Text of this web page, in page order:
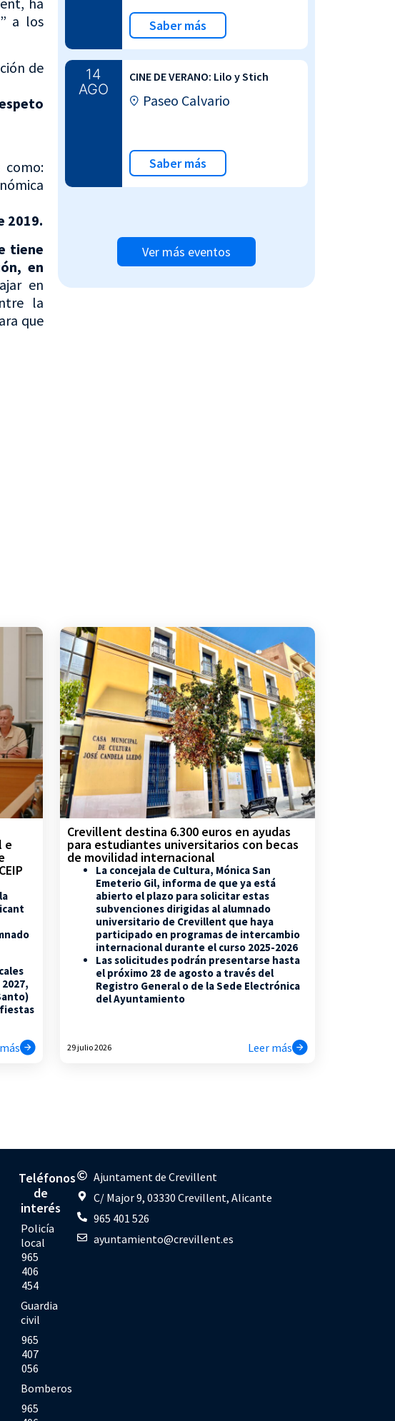
a los
de
como:
2019.
tiene
en
en
la
que
Saber más
14
AGO
CINE DE VERANO: Lilo y Stich
Paseo Calvario
Saber más
Ver más eventos
e
Crevillent destina 6.300 euros en ayudas
para estudiantes universitarios con becas
de movilidad internacional
La concejala de Cultura, Mónica San
Emeterio Gil, informa de que ya está
abierto el plazo para solicitar estas
subvenciones dirigidas al alumnado
universitario de Crevillent que haya
participado en programas de intercambio
internacional durante el curso 2025-2026
Las solicitudes podrán presentarse hasta
el próximo 28 de agosto a través del
Registro General o de la Sede Electrónica
del Ayuntamiento
29 julio 2026 Leer más
Teléfonos
de
interés
Policía
local
965
406
454
Guardia
civil
965
407
056
Bomberos
965
Ajuntament de Crevillent
C/ Major 9, 03330 Crevillent, Alicante
965 401 526
ayuntamiento@crevillent.es